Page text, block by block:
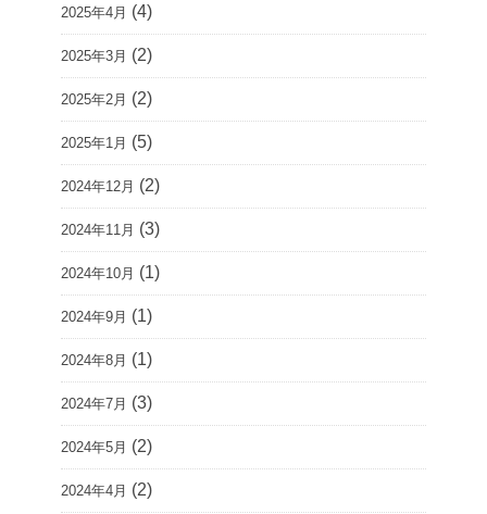
2025年4月 (4)
2025年3月 (2)
2025年2月 (2)
2025年1月 (5)
2024年12月 (2)
2024年11月 (3)
2024年10月 (1)
2024年9月 (1)
2024年8月 (1)
2024年7月 (3)
2024年5月 (2)
2024年4月 (2)